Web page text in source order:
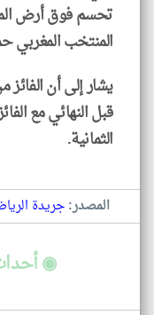
تحسم فوق أرض
المنتخب المغربي
يشار إلى أن
قبل النهائي مع
الثمانية.
المصدر:جريدة
◉